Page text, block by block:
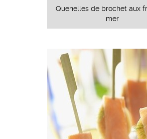
Quenelles de brochet aux
mer